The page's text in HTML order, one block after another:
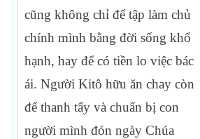
cũng không chỉ để tập làm chủ
chính mình bằng đời sống khổ
hạnh, hay để có tiền lo việc bác
ái. Người Kitô hữu ăn chay còn
để thanh tẩy và chuẩn bị con
người mình đón ngày Chúa